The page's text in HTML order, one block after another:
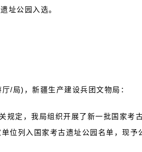
址公园入选。
/局)，新疆生产建设兵团文物局：
规定，我局组织开展了新一批国家考
位列入国家考古遗址公园名单，现予